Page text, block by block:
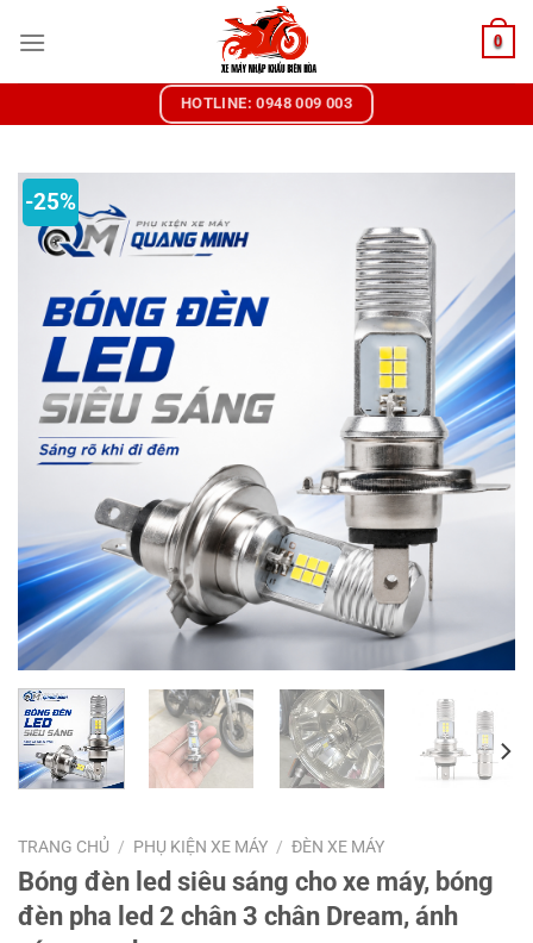
đến
0
HOTLINE: 0948 009 003
-25%
TRANG CHỦ / PHỤ KIỆN XE MÁY / ĐÈN XE MÁY
Bóng đèn led siêu sáng cho xe máy, bóng
đèn pha led 2 chân 3 chân Dream, ánh